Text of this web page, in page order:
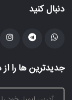
دنبال کنید
جدیدترین ها را